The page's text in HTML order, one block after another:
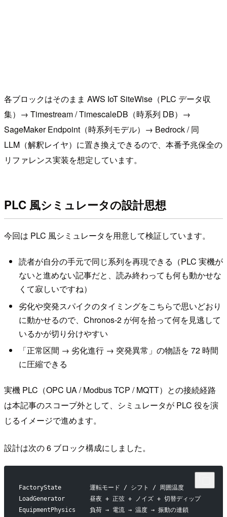
各ブロックはそのまま AWS IoT SiteWise（PLC データ収
集）→ Timestream / TimescaleDB（時系列 DB）→
SageMaker Endpoint（時系列モデル）→ Bedrock / 同
LLM（解釈レイヤ）に置き換えできるので、本番予兆保全の
リファレンス実装を想定しています。
PLC 風シミュレータの設計思想
今回は PLC 風シミュレータを用意して検証しています。
読者が自分の手元で同じ系列を再現できる（PLC 実機が
ないと進めない記事だと、読み終わっても何も動かせな
くて寂しいですね）
劣化や突発スパイクのタイミングをこちらで思いどおり
に動かせるので、Chronos-2 が何を拾って何を見逃して
いるかが切り分けやすい
「正常区間 → 劣化進行 → 突発異常」の物語を 72 時間
に圧縮できる
実機 PLC（OPC UA / Modbus TCP / MQTT）との接続経路
は本記事のスコープ外として、シミュレータが PLC 役を演
じるイメージで進めます。
設計は次の 6 ブロック構成にしました。
FactoryState        運転モード / シフト / 周囲温度
LoadGenerator       昼夜 + 正弦 + ノイズ + 切替ディップ
EquipmentPhysics    負荷 → 電流 → 温度 → 振動の連鎖